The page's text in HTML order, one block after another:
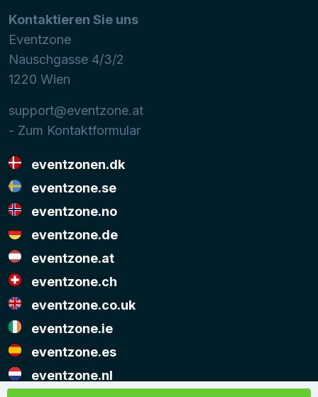
Kontaktieren Sie uns
Eventzone
Nauschgasse 4/3/2
1220 Wien
support@eventzone.at
- Zum Kontaktformular
eventzonen.dk
eventzone.se
eventzone.no
eventzone.de
eventzone.at
eventzone.ch
eventzone.co.uk
eventzone.ie
eventzone.es
eventzone.nl